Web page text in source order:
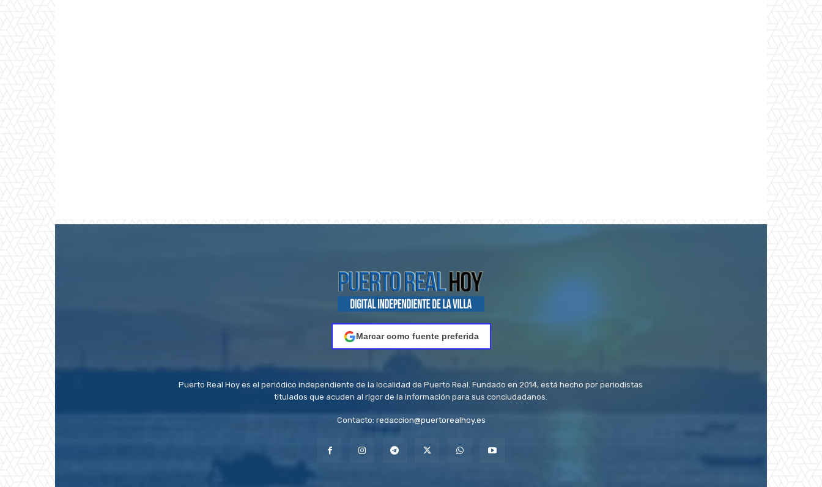
Marcar como fuente preferida
Puerto Real Hoy es el periódico independiente de la localidad de Puerto Real. Fundado en 2014, está hecho por periodistas
titulados que acuden al rigor de la información para sus conciudadanos.
Contacto: redaccion@puertorealhoy.es